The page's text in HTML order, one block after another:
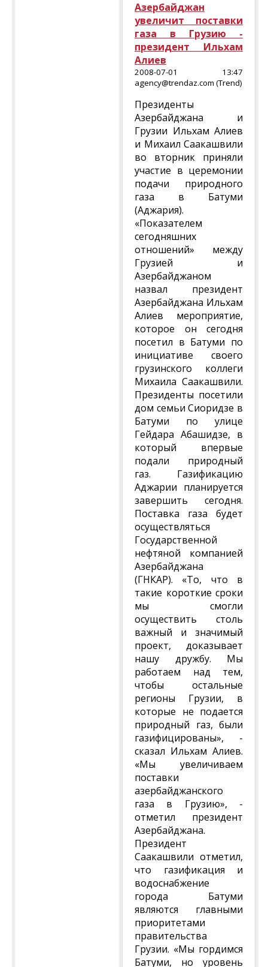
Азербайджан
увеличит поставки
газа в Грузию -
президент Ильхам
Алиев
2008-07-01 13:47
agency@trendaz.com (Trend)
Президенты
Азербайджана и
Грузии Ильхам Алиев
и Михаил Саакашвили
во вторник приняли
участие в церемонии
подачи природного
газа в Батуми
(Аджария).
«Показателем
сегодняшних
отношений» между
Грузией и
Азербайджаном
назвал президент
Азербайджана Ильхам
Алиев мероприятие,
которое он сегодня
посетил в Батуми по
инициативе своего
грузинского коллеги
Михаила Саакашвили.
Президенты посетили
дом семьи Сиоридзе в
Батуми по улице
Гейдара Абашидзе, в
который впервые
подали природный
газ. Газификацию
Аджарии планируется
завершить сегодня.
Поставка газа будет
осуществляться
Государственной
нефтяной компанией
Азербайджана
(ГНКАР). «То, что в
такие короткие сроки
мы смогли
осуществить столь
важный и значимый
проект, доказывает
нашу дружбу. Мы
работаем над тем,
чтобы остальные
регионы Грузии, в
которые не подается
природный газ, были
газифицированы», -
сказал Ильхам Алиев.
«Мы увеличиваем
поставки
азербайджанского
газа в Грузию», -
отметил президент
Азербайджана.
Президент
Саакашвили отметил,
что газификация и
водоснабжение
города Батуми
являются главными
приоритетами
правительства
Грузии. «Мы гордимся
Батуми, но уровень